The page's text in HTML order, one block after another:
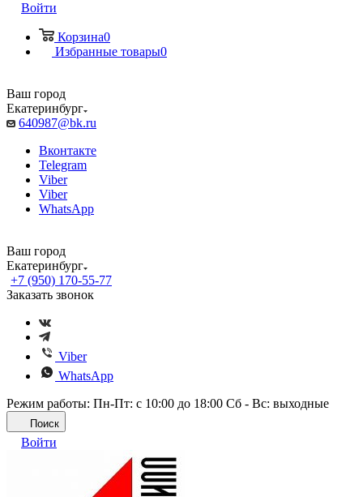
Войти
Корзина0
Избранные товары0
Ваш город
Екатеринбург
640987@bk.ru
Вконтакте
Telegram
Viber
Viber
WhatsApp
Ваш город
Екатеринбург
+7 (950) 170-55-77
Заказать звонок
Viber
WhatsApp
Режим работы: Пн-Пт: с 10:00 до 18:00 Сб - Вс: выходные
Поиск
Войти